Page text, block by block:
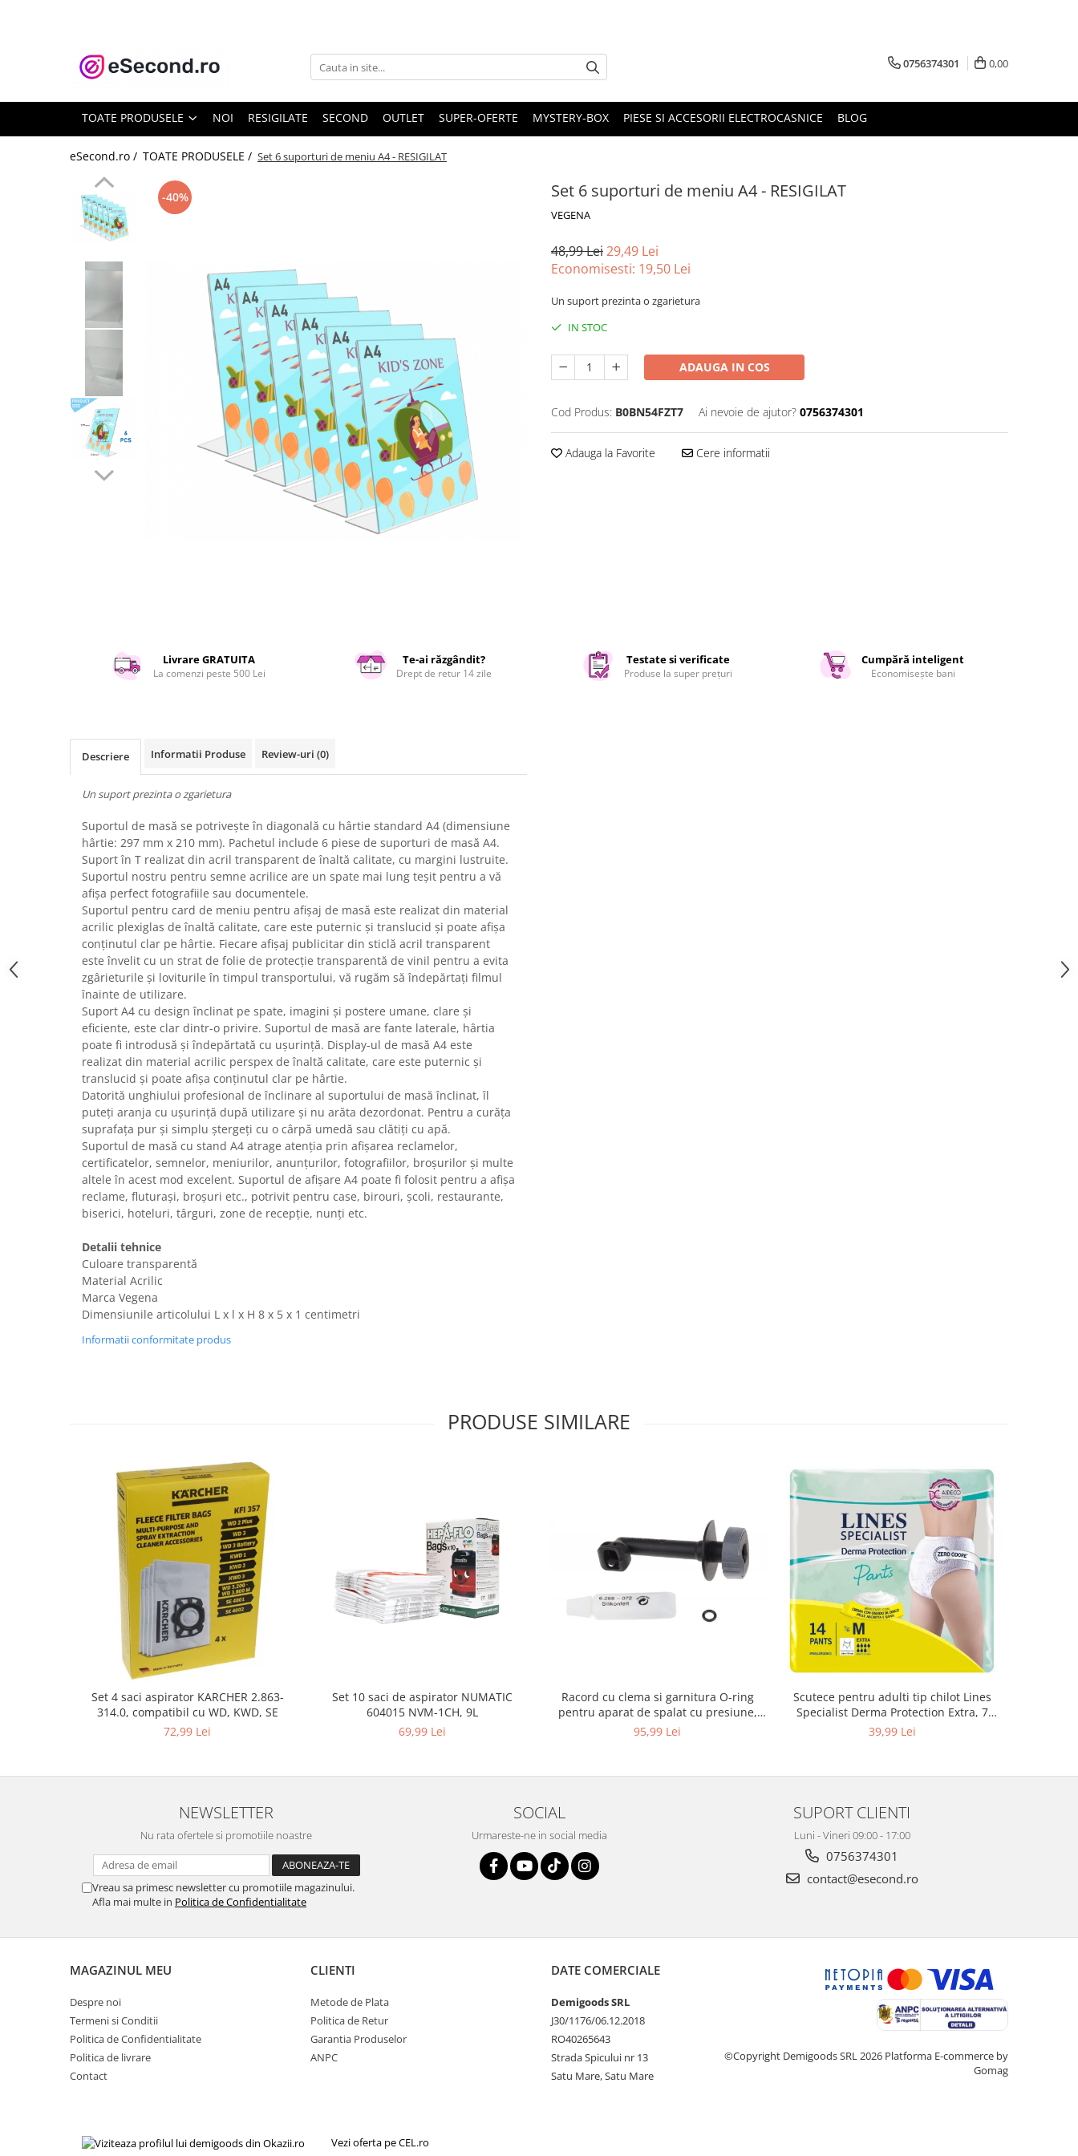
TOATE PRODUSELE
Accesorii Auto
Covorase auto
Echipamente pentru Atelier
Electronice Auto
Intretinere & Cosmetica auto
Casa, Gradina & Bricolaj
Hobby-uri creative
Iluminat & Electrice
Scule electrice si unelte
Silicon, spume si solutii tehnice
Uscatoare rufe
Utilaje si materiale de constructii
Laptop, Tablete & Telefoane
Accesorii tablete
Laptopuri si Accesorii
Telefoane Mobile & accesorii
Wearable & Gadgeturi
Electrocasnice & Climatizare
Accesorii si piese masini spalat
rufe si uscatoare
Accesorii si piese masini spalat
vase
Aparate Frigorifice
Aparate Racire Aer
Aragaze si cuptoare cu microunde
Climatizare & sisteme de incalzire
Electrocasnice pentru Bucatarie
Fiare de calcat si masini de cusut
Ingrijire Locuinta
Purificatoare de aer
Ceasuri barbatesti
Ceasuri dama
Cutii, curele si accesorii ceasuri
Genti si accesorii barbati
Genti si accesorii femei
Imbracaminte barbati
Imbracaminte femei
Imbracaminte si Incaltaminte copii
Birotica & Papetarie
Console, Jocuri & Accesorii
Ingrijire personala & Cosmetice
Accesorii aparate de ras electrice
Accesorii aparate hair styling
Aparate & Accesorii ingrijire
Articole Sanatate si Wellness
Consumabile sanitare
Cosmetice si produse ingrijire
Accesorii animale de companie
Mobila si transport animale de
Zgarzi, lese si hamuri
PC, Periferice & Software
Componente PC
Desktop PC & Monitoare
0756374301 0,00
TOATE PRODUSELE NOI RESIGILATE SECOND OUTLET SUPER-OFERTE MYSTERY-BOX PIESE SI ACCESORII ELECTROCASNICE BLOG
eSecond.ro / TOATE PRODUSELE / Set 6 suporturi de meniu A4 - RESIGILAT
Set 6 suporturi de meniu A4 - RESIGILAT
VEGENA
-40%
48,99 Lei29,49 Lei
Economisesti: 19,50 Lei
Un suport prezinta o zgarietura
IN STOC
ADAUGA IN COS
Cod Produs: B0BN54FZT7 Ai nevoie de ajutor? 0756374301
Adauga la Favorite Cere informatii
Livrare GRATUITA
La comenzi peste 500 Lei
Te-ai răzgândit?
Drept de retur 14 zile
Testate si verificate
Produse la super prețuri
Cumpără inteligent
Economisește bani
Descriere Informatii Produse Review-uri (0)
Un suport prezinta o zgarietura
Suportul de masă se potrivește în diagonală cu hârtie standard A4 (dimensiune
hârtie: 297 mm x 210 mm). Pachetul include 6 piese de suporturi de masă A4.
Suport în T realizat din acril transparent de înaltă calitate, cu margini lustruite.
Suportul nostru pentru semne acrilice are un spate mai lung teșit pentru a vă
afișa perfect fotografiile sau documentele.
Suportul pentru card de meniu pentru afișaj de masă este realizat din material
acrilic plexiglas de înaltă calitate, care este puternic și translucid și poate afișa
conținutul clar pe hârtie. Fiecare afișaj publicitar din sticlă acril transparent
este învelit cu un strat de folie de protecție transparentă de vinil pentru a evita
zgârieturile și loviturile în timpul transportului, vă rugăm să îndepărtați filmul
înainte de utilizare.
Suport A4 cu design înclinat pe spate, imagini și postere umane, clare și
eficiente, este clar dintr-o privire. Suportul de masă are fante laterale, hârtia
poate fi introdusă și îndepărtată cu ușurință. Display-ul de masă A4 este
realizat din material acrilic perspex de înaltă calitate, care este puternic și
translucid și poate afișa conținutul clar pe hârtie.
Datorită unghiului profesional de înclinare al suportului de masă înclinat, îl
puteți aranja cu ușurință după utilizare și nu arăta dezordonat. Pentru a curăța
suprafața pur și simplu ștergeți cu o cârpă umedă sau clătiți cu apă.
Suportul de masă cu stand A4 atrage atenția prin afișarea reclamelor,
certificatelor, semnelor, meniurilor, anunțurilor, fotografiilor, broșurilor și multe
altele în acest mod excelent. Suportul de afișare A4 poate fi folosit pentru a afișa
reclame, fluturași, broșuri etc., potrivit pentru case, birouri, școli, restaurante,
biserici, hoteluri, târguri, zone de recepție, nunți etc.
Detalii tehnice
Culoare transparentă
Material Acrilic
Marca Vegena
Dimensiunile articolului L x l x H 8 x 5 x 1 centimetri
Informatii conformitate produs
PRODUSE SIMILARE
Set 4 saci aspirator KARCHER 2.863-
314.0, compatibil cu WD, KWD, SE
72,99 Lei
Set 10 saci de aspirator NUMATIC
604015 NVM-1CH, 9L
69,99 Lei
Racord cu clema si garnitura O-ring
pentru aparat de spalat cu presiune,
KARCHER 4.064-047.0, K2, K3, K4
95,99 Lei
Scutece pentru adulti tip chilot Lines
Specialist Derma Protection Extra, 7
picaturi, marimea M, 14 bucati
39,99 Lei
NEWSLETTER
Nu rata ofertele si promotiile noastre
Vreau sa primesc newsletter cu promotiile magazinului.
Afla mai multe in Politica de Confidentialitate
SOCIAL
Urmareste-ne in social media
SUPORT CLIENTI
Luni - Vineri 09:00 - 17:00
0756374301
contact@esecond.ro
MAGAZINUL MEU
Despre noi
Termeni si Conditii
Politica de Confidentialitate
Politica de livrare
Contact
CLIENTI
Metode de Plata
Politica de Retur
Garantia Produselor
ANPC
DATE COMERCIALE
Demigoods SRL
J30/1176/06.12.2018
RO40265643
Strada Spicului nr 13
Satu Mare, Satu Mare
©Copyright Demigoods SRL 2026 Platforma E-commerce by
Gomag
Vezi oferta pe CEL.ro